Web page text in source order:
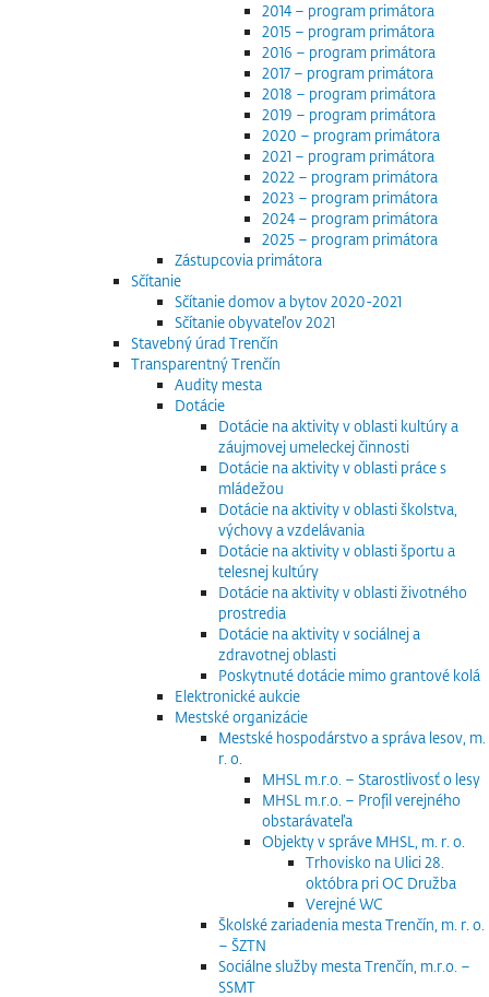
2014 – program primátora
2015 – program primátora
2016 – program primátora
2017 – program primátora
2018 – program primátora
2019 – program primátora
2020 – program primátora
2021 – program primátora
2022 – program primátora
2023 – program primátora
2024 – program primátora
2025 – program primátora
Zástupcovia primátora
Sčítanie
Sčítanie domov a bytov 2020-2021
Sčítanie obyvateľov 2021
Stavebný úrad Trenčín
Transparentný Trenčín
Audity mesta
Dotácie
Dotácie na aktivity v oblasti kultúry a
záujmovej umeleckej činnosti
Dotácie na aktivity v oblasti práce s
mládežou
Dotácie na aktivity v oblasti školstva,
výchovy a vzdelávania
Dotácie na aktivity v oblasti športu a
telesnej kultúry
Dotácie na aktivity v oblasti životného
prostredia
Dotácie na aktivity v sociálnej a
zdravotnej oblasti
Poskytnuté dotácie mimo grantové kolá
Elektronické aukcie
Mestské organizácie
Mestské hospodárstvo a správa lesov, m.
r. o.
MHSL m.r.o. – Starostlivosť o lesy
MHSL m.r.o. – Profil verejného
obstarávateľa
Objekty v správe MHSL, m. r. o.
Trhovisko na Ulici 28.
októbra pri OC Družba
Verejné WC
Školské zariadenia mesta Trenčín, m. r. o.
– ŠZTN
Sociálne služby mesta Trenčín, m.r.o. –
SSMT